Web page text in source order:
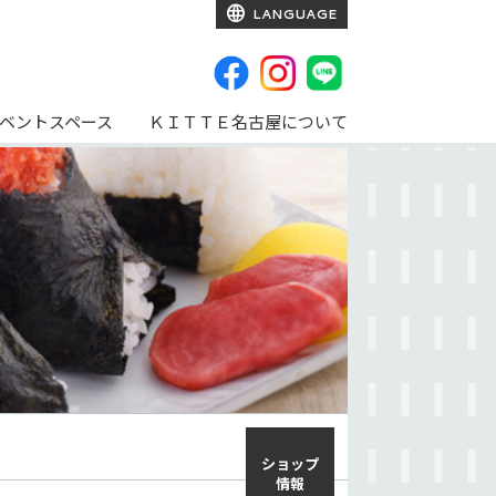
LANGUAGE
ントスペース ＫＩＴＴＥ名古屋について
ショップ
情報